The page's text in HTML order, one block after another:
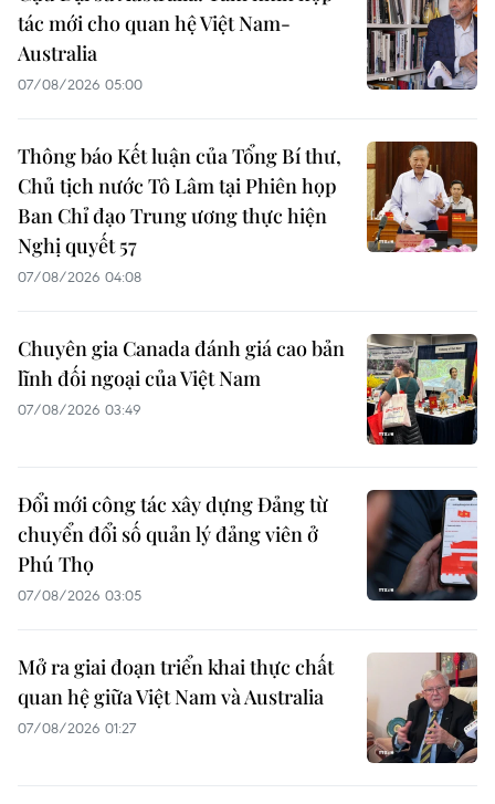
tác mới cho quan hệ Việt Nam-
Australia
07/08/2026 05:00
Thông báo Kết luận của Tổng Bí thư,
Chủ tịch nước Tô Lâm tại Phiên họp
Ban Chỉ đạo Trung ương thực hiện
Nghị quyết 57
07/08/2026 04:08
Chuyên gia Canada đánh giá cao bản
lĩnh đối ngoại của Việt Nam
07/08/2026 03:49
Đổi mới công tác xây dựng Đảng từ
chuyển đổi số quản lý đảng viên ở
Phú Thọ
07/08/2026 03:05
Mở ra giai đoạn triển khai thực chất
quan hệ giữa Việt Nam và Australia
07/08/2026 01:27